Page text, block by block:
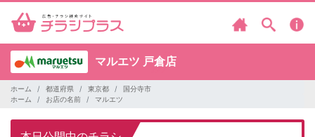
マルエツ 戸倉店
ホーム 都道府県 東京都
国分寺市
ホーム
お店の名前 マルエツ